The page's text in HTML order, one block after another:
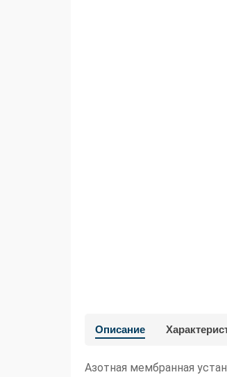
Описание
Азотная мембранная